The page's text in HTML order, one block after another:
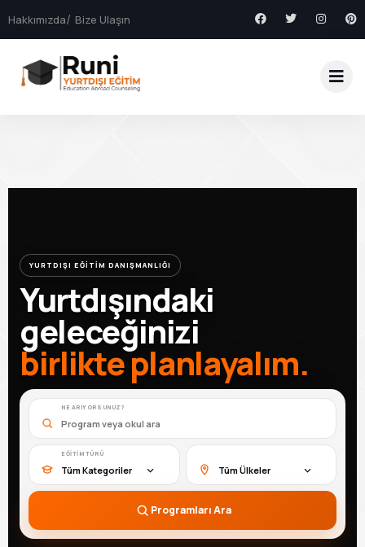
Hakkımızda Bize Ulaşın
YURTDIŞI EĞİTİM DANIŞMANLIĞI
Yurtdışındaki
geleceğinizi
birlikte planlayalım.
NE ARIYORSUNUZ?
EĞITIM TÜRÜ
Tüm Kategoriler Tüm Ülkeler
Programları Ara